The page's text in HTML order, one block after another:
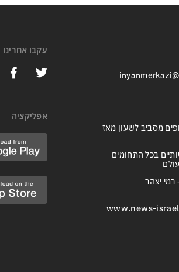
מסביב לשעון מאז
בכל התחומים
רמי יצהר
עקבו אחרינו
אפליקציה